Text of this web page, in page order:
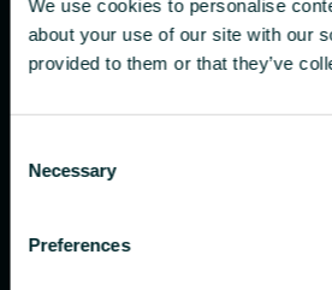
We use cookies to personalise
about your use of our site with our
provided to them or that they’ve
Selection
Necessary
Preferences